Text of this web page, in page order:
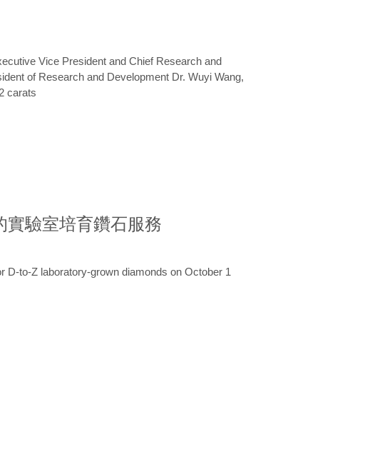
Vice President and Chief Research and
of Research and Development Dr. Wuyi Wang,
carats
實驗室培育鑽石服務
D-to-Z laboratory-grown diamonds on October 1